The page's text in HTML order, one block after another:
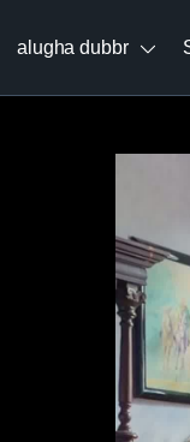
alugha dubbr